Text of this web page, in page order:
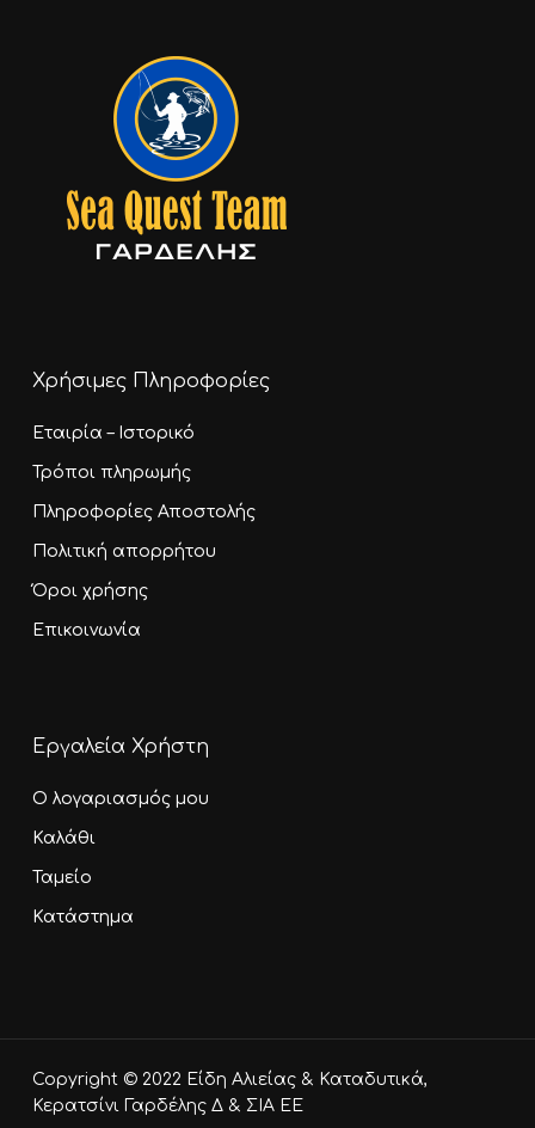
Υποσύνολο: 0,00€
Καλάθι
Χρήσιμες Πληροφορίες
Εταιρία – Ιστορικό
Τρόποι πληρωμής
Πληροφορίες Αποστολής
Πολιτική απορρήτου
Όροι χρήσης
Επικοινωνία
Εργαλεία Χρήστη
Ο λογαριασμός μου
Καλάθι
Ταμείο
Κατάστημα
Copyright © 2022 Είδη Αλιείας & Καταδυτικά,
Κερατσίνι Γαρδέλης Δ & ΣΙΑ ΕΕ